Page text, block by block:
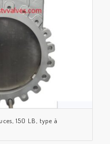
150 LB, type à